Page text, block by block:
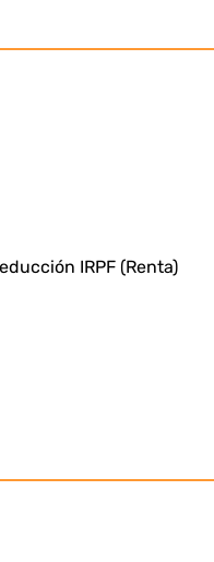
IRPF (Renta)